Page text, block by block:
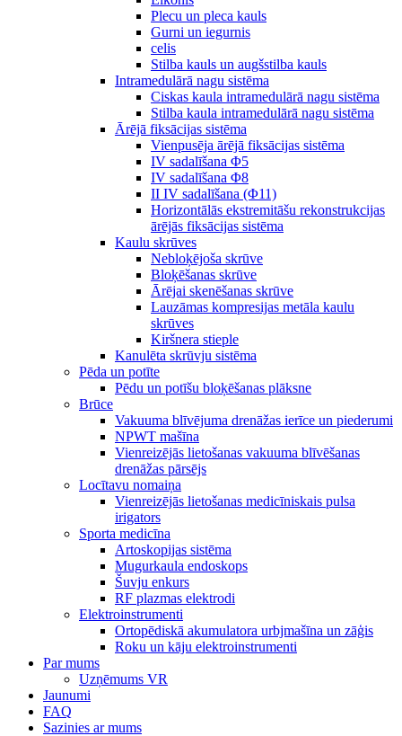
Plecu un pleca kauls
Gurni un iegurnis
celis
Stilba kauls un augšstilba kauls
Intramedulārā nagu sistēma
Ciskas kaula intramedulārā nagu sistēma
Stilba kaula intramedulārā nagu sistēma
Ārējā fiksācijas sistēma
Vienpusēja ārējā fiksācijas sistēma
IV sadalīšana Φ5
IV sadalīšana Φ8
II IV sadalīšana (Φ11)
Horizontālās ekstremitāšu rekonstrukcijas
ārējās fiksācijas sistēma
Kaulu skrūves
Nebloķējoša skrūve
Bloķēšanas skrūve
Ārējai skenēšanas skrūve
Lauzāmas kompresijas metāla kaulu
skrūves
Kiršnera stieple
Kanulēta skrūvju sistēma
Pēda un potīte
Pēdu un potīšu bloķēšanas plāksne
Brūce
Vakuuma blīvējuma drenāžas ierīce un piederumi
NPWT mašīna
Vienreizējās lietošanas vakuuma blīvēšanas
drenāžas pārsējs
Locītavu nomaiņa
Vienreizējās lietošanas medicīniskais pulsa
irigators
Sporta medicīna
Artoskopijas sistēma
Mugurkaula endoskops
Šuvju enkurs
RF plazmas elektrodi
Elektroinstrumenti
Ortopēdiskā akumulatora urbjmašīna un zāģis
Roku un kāju elektroinstrumenti
Par mums
Uzņēmums VR
Jaunumi
FAQ
Sazinies ar mums